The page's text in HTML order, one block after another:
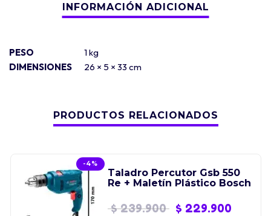
PESO
1 kg
DIMENSIONES
26 × 5 × 33 cm
PRODUCTOS RELACIONADOS
-4%
Taladro Percutor Gsb 550
Re + Maletín Plástico Bosch
$239.900 $ 229.900